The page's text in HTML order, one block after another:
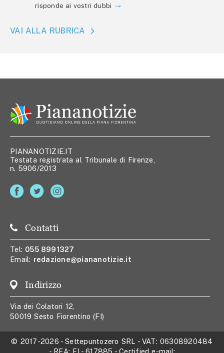
risponde ai vostri dubbi
VAI ALLA RUBRICA
PIANANOTIZIE.IT
Testata registrata al Tribunale di Firenze,
n. 5906/2013
Contatti
Tel: 055 8991327
Email: redazione@piananotizie.it
Indirizzo
Via dei Colatori 12,
50019 Sesto Fiorentino (FI)
© 2017-2026 -Settepuntozero SRL - VAT: 06308920484